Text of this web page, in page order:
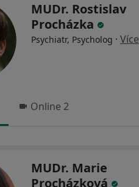
MUDr. Rostislav
Procházka
Psychiatr, Psycholog · Více
Online 2
MUDr. Marie
Procházková